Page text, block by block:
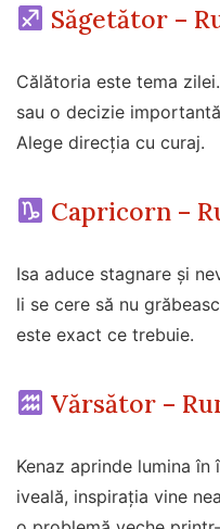
Săgetător –
Călătoria este tema
sau o decizie
Alege direcția cu curaj.
Capricorn –
Isa aduce stagnare și
li se cere să nu
este exact ce trebuie.
Vărsător –
Kenaz aprinde lumina
iveală, inspirația vine